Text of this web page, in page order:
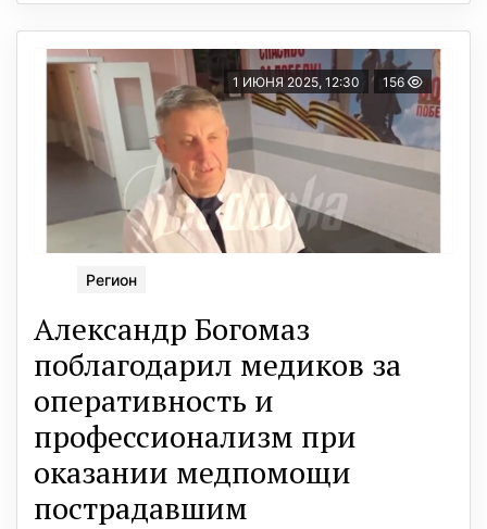
1 ИЮНЯ 2025, 12:30 156
Регион
Александр Богомаз
поблагодарил медиков за
оперативность и
профессионализм при
оказании медпомощи
пострадавшим